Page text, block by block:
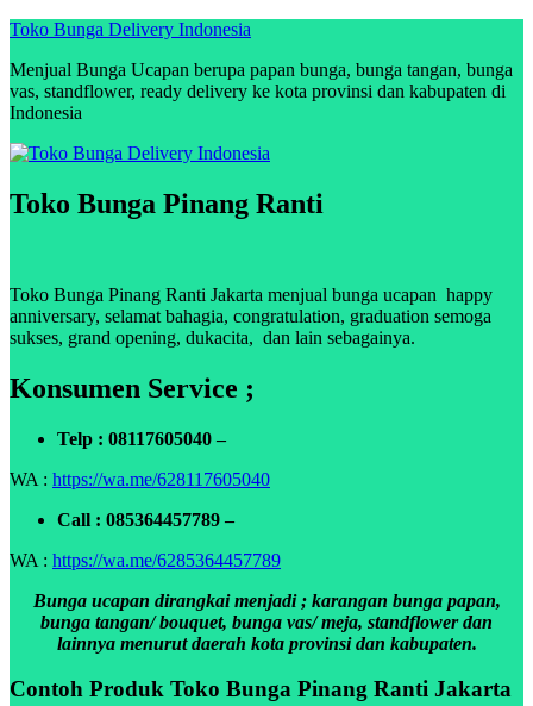
Skip
content
Toko Bunga Delivery Indonesia
Menjual Bunga Ucapan berupa papan bunga, bunga tangan, bunga
vas, standflower, ready delivery ke kota provinsi dan kabupaten di
Indonesia
Toko Bunga Pinang Ranti
Toko Bunga Pinang Ranti Jakarta menjual bunga ucapan happy
anniversary, selamat bahagia, congratulation, graduation semoga
sukses, grand opening, dukacita, dan lain sebagainya.
Konsumen Service ;
Telp : 08117605040 –
WA : https://wa.me/628117605040
Call : 085364457789 –
WA : https://wa.me/6285364457789
Bunga ucapan dirangkai menjadi ; karangan bunga papan,
bunga tangan/ bouquet, bunga vas/ meja, standflower dan
lainnya menurut daerah kota provinsi dan kabupaten.
Contoh Produk Toko Bunga Pinang Ranti Jakarta